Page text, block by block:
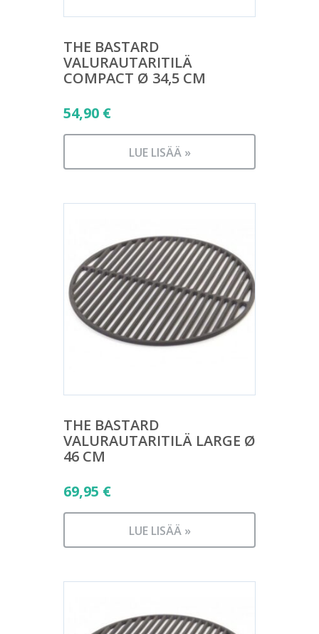
THE BASTARD
VALURAUTARITILÄ
COMPACT Ø 34,5 CM
54,90 €
LUE LISÄÄ »
THE BASTARD
VALURAUTARITILÄ LARGE Ø
46 CM
69,95 €
LUE LISÄÄ »